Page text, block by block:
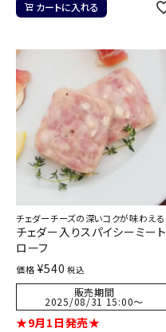
カートに入れる
チェダーチーズの深いコクが味わえる
チェダー入りスパイシーミート
ローフ
価格 ¥540 税込
販売期間
2025/08/31 15:00〜
★9月1日発売★